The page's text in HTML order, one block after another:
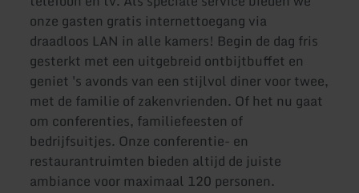
onze gasten gratis internettoegang via
draadloos LAN in alle kamers! Begin de dag fris
gesterkt met een uitgebreid ontbijtbuffet en
geniet 's avonds van een stijlvol diner voor twee,
met de familie of zakenvrienden. Of het nu gaat
om conferenties, familiefeesten of
bedrijfsuitjes. Onze conferentie- en
restaurantruimten bieden altijd de juiste
ambiance voor maximaal 120 personen.